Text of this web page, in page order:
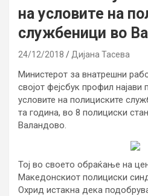
на условите на
службеници во
24/12/2018 Дијана Тасева
Министерот за внатрешни
својот фејсбук профил
условите на полициските
та година, во 8 полициски
Валандово.
Тој во своето обраќање на
Македонскиот полициски
Охрид истакна дека